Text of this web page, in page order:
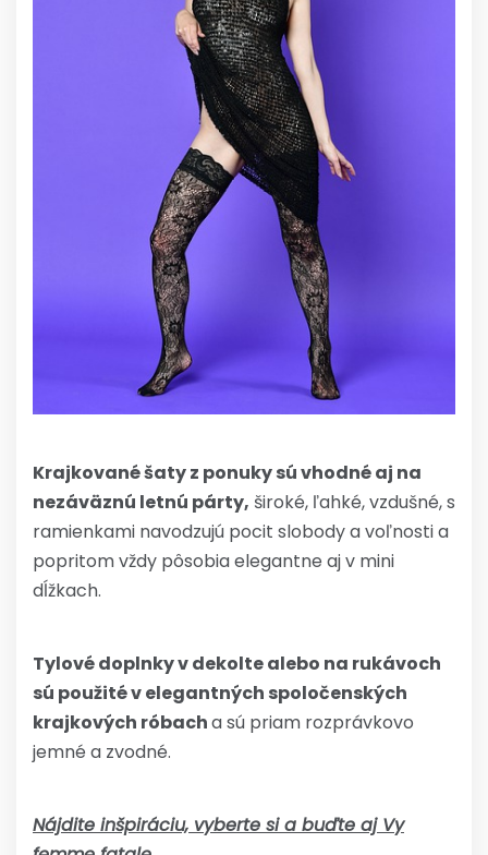
Krajkované šaty z ponuky sú vhodné aj na
nezáväznú letnú párty, široké, ľahké, vzdušné, s
ramienkami navodzujú pocit slobody a voľnosti a
popritom vždy pôsobia elegantne aj v mini
dĺžkach.
Tylové doplnky v dekolte alebo na rukávoch
sú použité v elegantných spoločenských
krajkových róbacha sú priam rozprávkovo
jemné a zvodné.
Nájdite inšpiráciu, vyberte si a buďte aj Vy